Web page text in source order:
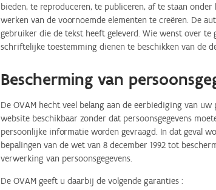
bieden, te reproduceren, te publiceren, af te staan
werken van de voornoemde elementen te creëren. De
gebruiker die de tekst heeft geleverd. Wie wenst over
schriftelijke toestemming dienen te beschikken van de
Bescherming van
De OVAM hecht veel belang aan de eerbiediging van
website beschikbaar zonder dat persoonsgegevens
persoonlijke informatie worden gevraagd. In dat geval
bepalingen van de wet van 8 december 1992 tot
verwerking van persoonsgegevens.
De OVAM geeft u daarbij de volgende garanties :